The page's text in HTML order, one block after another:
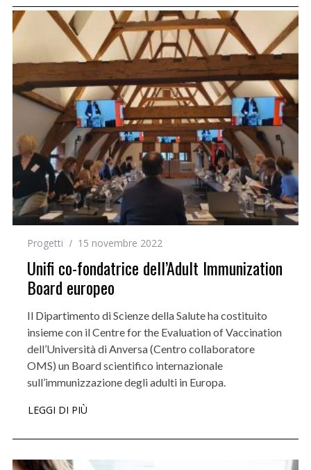
Progetti 15 novembre 2022
Unifi co-fondatrice dell’Adult Immunization
Board europeo
Il Dipartimento di Scienze della Salute ha costituito
insieme con il Centre for the Evaluation of Vaccination
dell’Università di Anversa (Centro collaboratore
OMS) un Board scientifico internazionale
sull’immunizzazione degli adulti in Europa.
LEGGI DI PIÙ